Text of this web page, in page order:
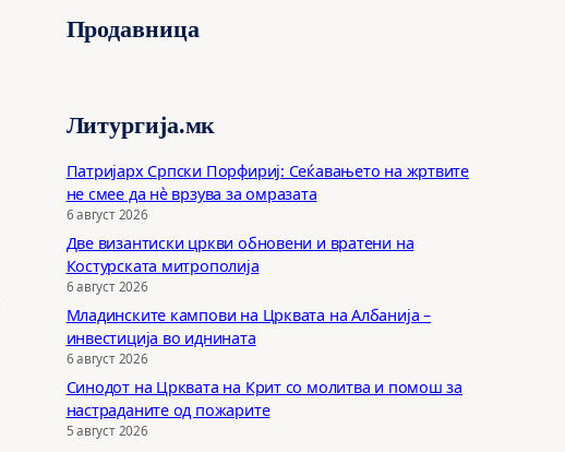
а
Продавница
Литургија.мк
Патријарх Српски Порфириј: Сеќавањето на жртвите
не смее да нѐ врзува за омразата
6 август 2026
Две византиски цркви обновени и вратени на
Костурската митрополија
6 август 2026
Младинските кампови на Црквата на Албанија –
инвестиција во иднината
6 август 2026
Синодот на Црквата на Крит со молитва и помош за
настраданите од пожарите
5 август 2026